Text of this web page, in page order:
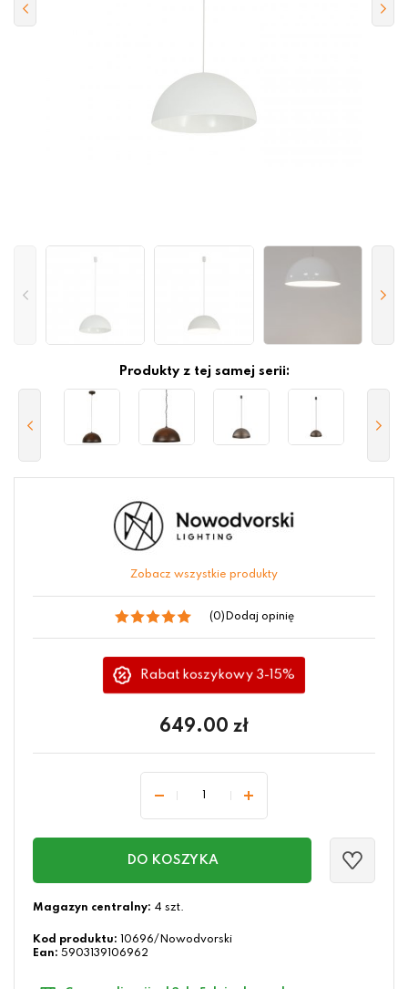
Produkty z tej samej serii:
Zobacz wszystkie produkty
(0) Dodaj opinię
Rabat koszykowy 3-15%
649.00 zł
DO KOSZYKA
Magazyn centralny: 4 szt.
Kod produktu:
10696/Nowodvorski
Ean: 5903139106962